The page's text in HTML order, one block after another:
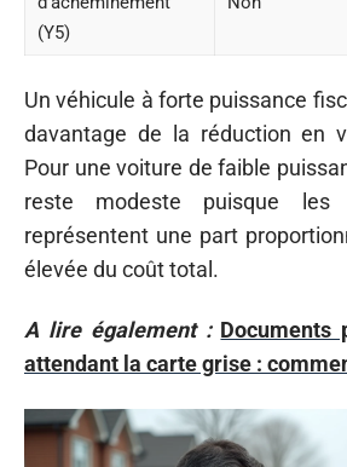
(Y5)
Un véhicule à forte puissance
davantage de la réduction en
Pour une voiture de faible
reste modeste puisque les
représentent une part
élevée du coût total.
A lire également : Documents
attendant la carte grise :